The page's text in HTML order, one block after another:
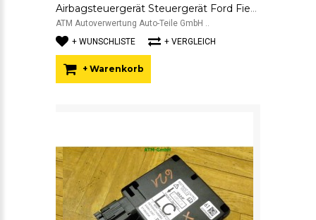
Airbagsteuergerät Steuergerät Ford Fiesta 5 V FoMoCo 6S6T14B056LB
ATM Autoverwertung Auto-Teile GmbH ..
+ WUNSCHLISTE
+ VERGLEICH
+ Warenkorb